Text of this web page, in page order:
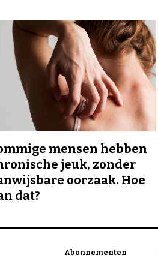
mensen hebben
jeuk, zonder
oorzaak. Hoe
dat?
Abonnementen